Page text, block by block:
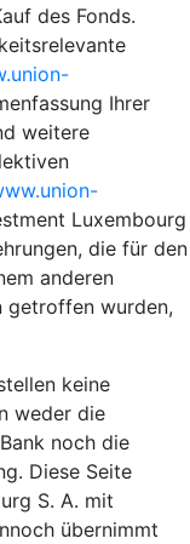
des Fonds.
Ihrer
weitere
Luxembourg
die für den
anderen
getroffen wurden,
keine
weder die
noch die
Diese Seite
S. A. mit
übernimmt